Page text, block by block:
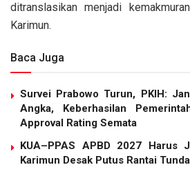
ditranslasikan menjadi
Karimun.
Baca Juga
Survei Prabowo Turun, PKIH:
Angka, Keberhasilan
Approval Rating Semata
KUA–PPAS APBD 2027 Harus
Karimun Desak Putus Rantai